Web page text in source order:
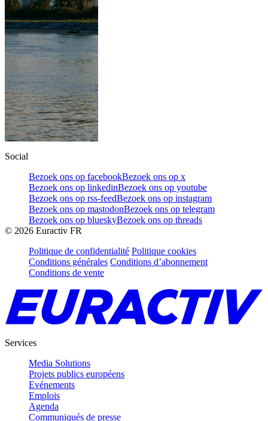
Social
Bezoek ons op facebookBezoek ons op x
Bezoek ons op linkedinBezoek ons op youtube
Bezoek ons op rss-feedBezoek ons op instagram
Bezoek ons op mastodonBezoek ons op telegram
Bezoek ons op blueskyBezoek ons op threads
© 2026 Euractiv FR
Politique de confidentialité Politique cookies
Conditions générales Conditions d’abonnement
Conditions de vente
Services
Media Solutions
Projets publics européens
Evénements
Emplois
Agenda
Communiqués de presse